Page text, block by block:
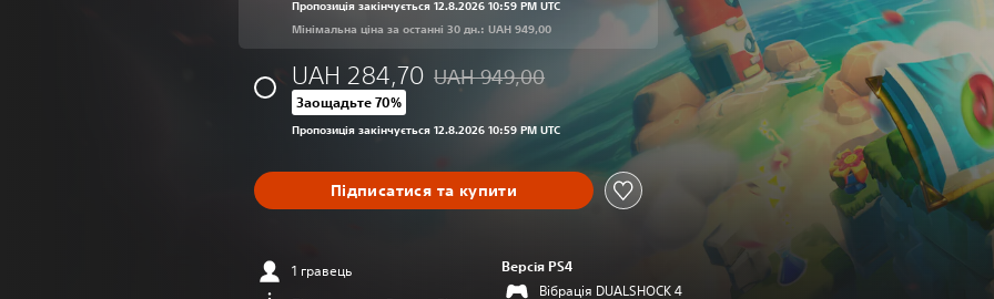
Пропозиція закінчується 12.8.2026 10:59 PM UTC
Мінімальна ціна за останні 30 дн.: UAH 949,00
UAH 284,70 Знижка від початкової ціни UAH 949,00
UAH 949,00
Заощадьте 70%
Пропозиція закінчується 12.8.2026 10:59 PM UTC
Підписатися та купити
1 гравець
Версія PS4
Вібрація DUALSHOCK 4